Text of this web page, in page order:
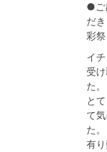
●ご
だ
彩
イ
受
た。
と
て
た。
有